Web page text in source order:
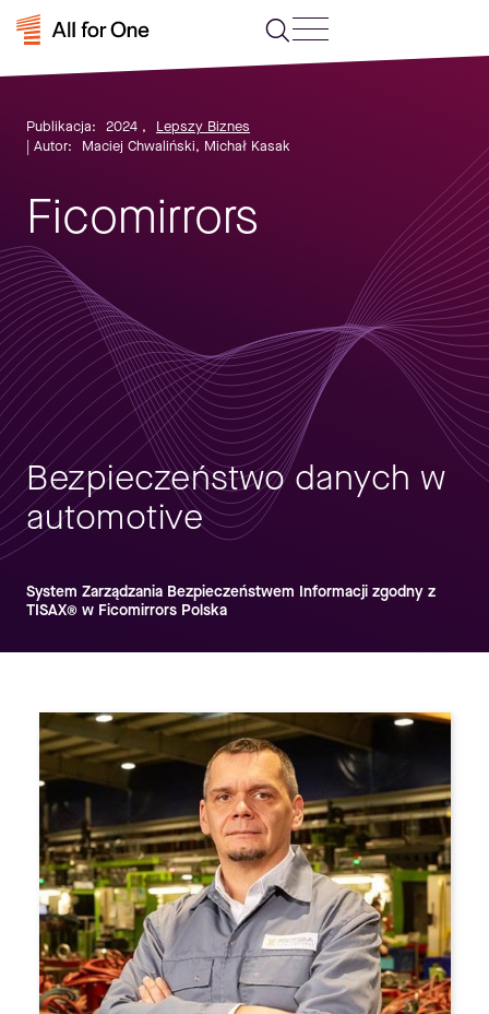
Publikacja: 2024 ,
Lepszy Biznes
| Autor:
Maciej Chwaliński, Michał Kasak
Ficomirrors
Bezpieczeństwo danych w
automotive
System Zarządzania Bezpieczeństwem Informacji zgodny z
TISAX® w Ficomirrors Polska